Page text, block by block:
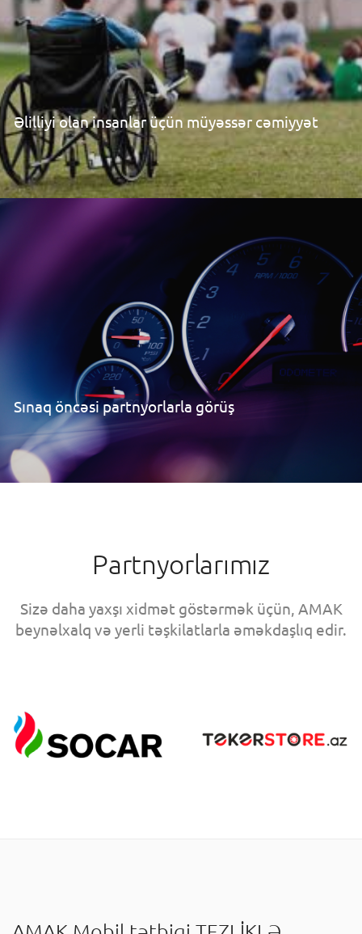
Əlilliyi olan insanlar üçün müyəssər cəmiyyət
Sınaq öncəsi partnyorlarla görüş
Partnyorlarımız
Sizə daha yaxşı xidmət göstərmək üçün, AMAK
beynəlxalq və yerli təşkilatlarla əməkdaşlıq edir.